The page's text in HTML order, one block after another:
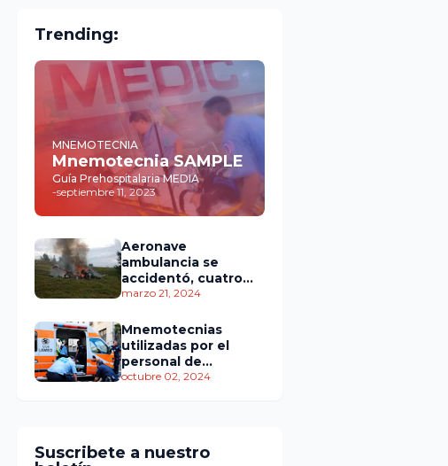
Trending:
MNEMOTECNIA
Mnemotecnia SAMPLE
Guía Prehospitalaria MEDIA
-septiembre 11, 2023
Aeronave
ambulancia se
accidentó, cuatro
personas murieron
marzo 21, 2024
Mnemotecnias
utilizadas por el
personal de
atención
octubre 02, 2024
Suscribete a nuestro